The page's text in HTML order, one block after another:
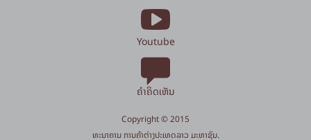
Youtube
ຄຳຄິດເຫັນ
Copyright © 2015
​ທະນາຄານ ການຄ້າຕ່າງປະເທດລາວ ມະຫາຊົນ.